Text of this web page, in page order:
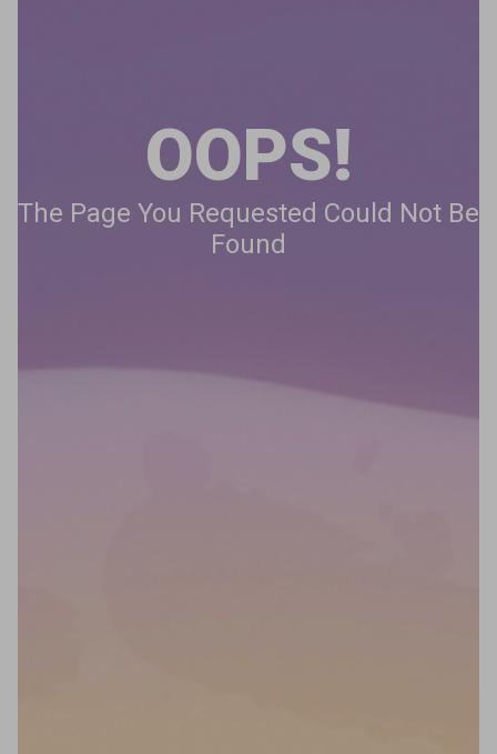
OOPS!
The Page You Requested Could Not Be
Found